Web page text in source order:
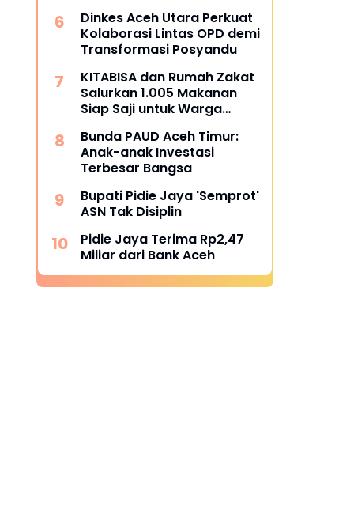
Dinkes Aceh Utara Perkuat
Kolaborasi Lintas OPD demi
Transformasi Posyandu
KITABISA dan Rumah Zakat
Salurkan 1.005 Makanan
Siap Saji untuk Warga
Bunda PAUD Aceh Timur:
Anak-anak Investasi
Terbesar Bangsa
Bupati Pidie Jaya 'Semprot'
ASN Tak Disiplin
Pidie Jaya Terima Rp2,47
Miliar dari Bank Aceh